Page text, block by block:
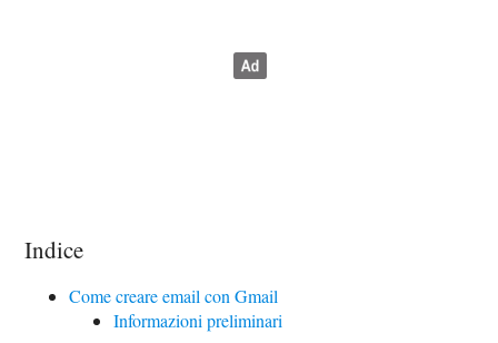
Indice
Come creare email con Gmail
Informazioni preliminari